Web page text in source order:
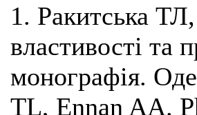
1. Ракитська
властивості та
монографія.
TL, Ennan AA.